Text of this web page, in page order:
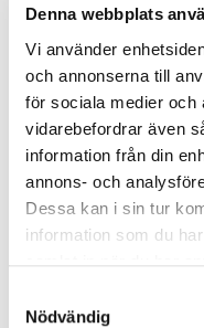
Denna webbplats
Vi använder
och annonserna till
för sociala medier och
vidarebefordrar även
information från din
annons- och
Dessa kan i sin tur
information som du
Nödvändig